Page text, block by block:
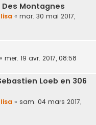
Montagnes
« mar. 30 mai 2017,
« mer. 19 avr. 2017, 08:58
Loeb en 306
« sam. 04 mars 2017,